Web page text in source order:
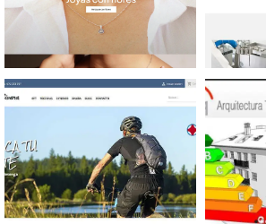
Diseño tienda online
Joyería
Diseño